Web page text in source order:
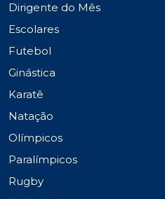
Dirigente do Mês
Escolares
Futebol
Ginástica
Karatê
Natação
Olímpicos
Paralímpicos
Rugby